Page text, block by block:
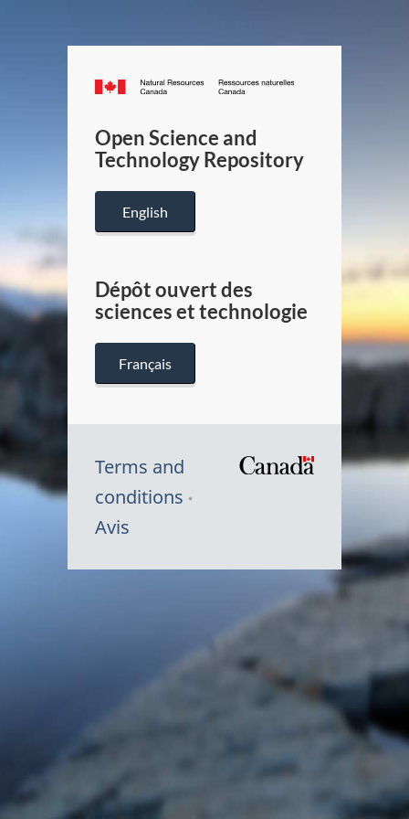
Canada.ca
/
Canada
Open Science and
Technology Repository
English
Dépôt ouvert des
sciences et technologie
Français
Terms and
conditions
Avis
du